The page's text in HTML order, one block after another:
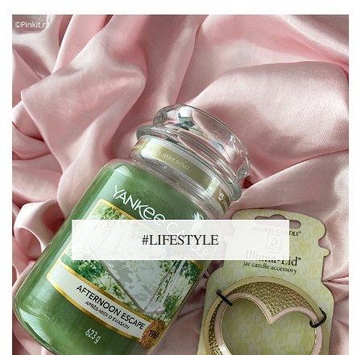
#LIFESTYLE